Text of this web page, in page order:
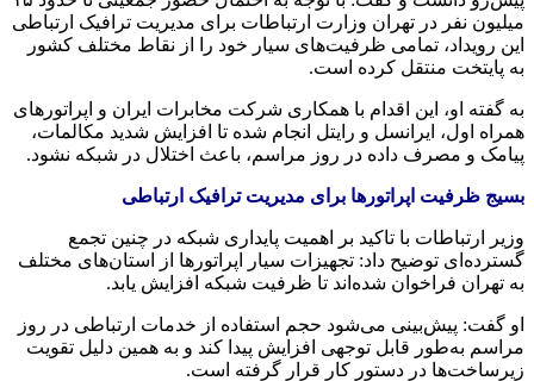
میلیون نفر در تهران وزارت ارتباطات برای مدیریت ترافیک ارتباطی
این رویداد، تمامی ظرفیت‌های سیار خود را از نقاط مختلف کشور
به پایتخت منتقل کرده است.
به گفته او، این اقدام با همکاری شرکت مخابرات ایران و اپراتورهای
همراه اول، ایرانسل و رایتل انجام شده تا افزایش شدید مکالمات،
پیامک و مصرف داده در روز مراسم، باعث اختلال در شبکه نشود.
بسیج ظرفیت اپراتورها برای مدیریت ترافیک ارتباطی
وزیر ارتباطات با تاکید بر اهمیت پایداری شبکه در چنین تجمع
گسترده‌ای توضیح داد: تجهیزات سیار اپراتورها از استان‌های مختلف
به تهران فراخوان شده‌اند تا ظرفیت شبکه افزایش یابد.
او گفت: پیش‌بینی می‌شود حجم استفاده از خدمات ارتباطی در روز
مراسم به‌طور قابل توجهی افزایش پیدا کند و به همین دلیل تقویت
زیرساخت‌ها در دستور کار قرار گرفته است.